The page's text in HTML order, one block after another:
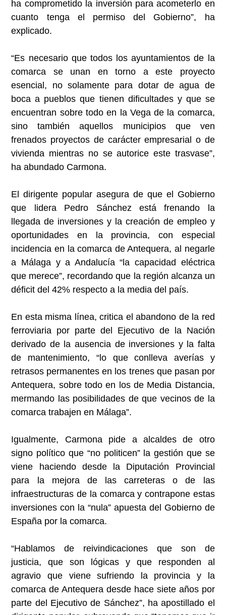
ha comprometido la inversión para acometerlo en
cuanto tenga el permiso del Gobierno”, ha
explicado.
“Es necesario que todos los ayuntamientos de la
comarca se unan en torno a este proyecto
esencial, no solamente para dotar de agua de
boca a pueblos que tienen dificultades y que se
encuentran sobre todo en la Vega de la comarca,
sino también aquellos municipios que ven
frenados proyectos de carácter empresarial o de
vivienda mientras no se autorice este trasvase”,
ha abundado Carmona.
El dirigente popular asegura de que el Gobierno
que lidera Pedro Sánchez está frenando la
llegada de inversiones y la creación de empleo y
oportunidades en la provincia, con especial
incidencia en la comarca de Antequera, al negarle
a Málaga y a Andalucía “la capacidad eléctrica
que merece”, recordando que la región alcanza un
déficit del 42% respecto a la media del país.
En esta misma línea, critica el abandono de la red
ferroviaria por parte del Ejecutivo de la Nación
derivado de la ausencia de inversiones y la falta
de mantenimiento, “lo que conlleva averías y
retrasos permanentes en los trenes que pasan por
Antequera, sobre todo en los de Media Distancia,
mermando las posibilidades de que vecinos de la
comarca trabajen en Málaga”.
Igualmente, Carmona pide a alcaldes de otro
signo político que “no politicen” la gestión que se
viene haciendo desde la Diputación Provincial
para la mejora de las carreteras o de las
infraestructuras de la comarca y contrapone estas
inversiones con la “nula” apuesta del Gobierno de
España por la comarca.
“Hablamos de reivindicaciones que son de
justicia, que son lógicas y que responden al
agravio que viene sufriendo la provincia y la
comarca de Antequera desde hace siete años por
parte del Ejecutivo de Sánchez”, ha apostillado el